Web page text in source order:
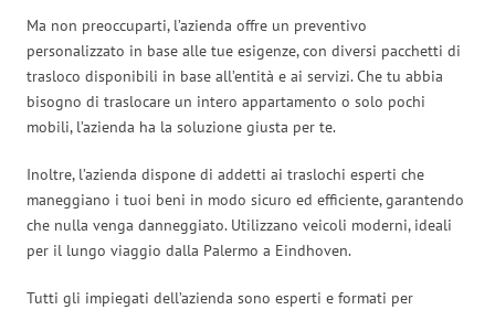
Ma non preoccuparti, l’azienda offre un preventivo
personalizzato in base alle tue esigenze, con diversi pacchetti di
trasloco disponibili in base all’entità e ai servizi. Che tu abbia
bisogno di traslocare un intero appartamento o solo pochi
mobili, l’azienda ha la soluzione giusta per te.
Inoltre, l’azienda dispone di addetti ai traslochi esperti che
maneggiano i tuoi beni in modo sicuro ed efficiente, garantendo
che nulla venga danneggiato. Utilizzano veicoli moderni, ideali
per il lungo viaggio dalla Palermo a Eindhoven.
Tutti gli impiegati dell’azienda sono esperti e formati per